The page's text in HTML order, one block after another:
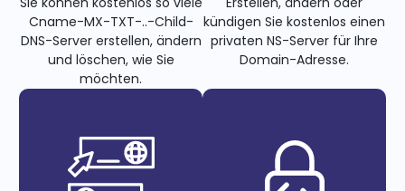
Cname-MX-TXT-..-Child-
DNS-Server erstellen, ändern
und löschen, wie Sie
möchten.
kündigen Sie kostenlos einen
privaten NS-Server für Ihre
Domain-Adresse.